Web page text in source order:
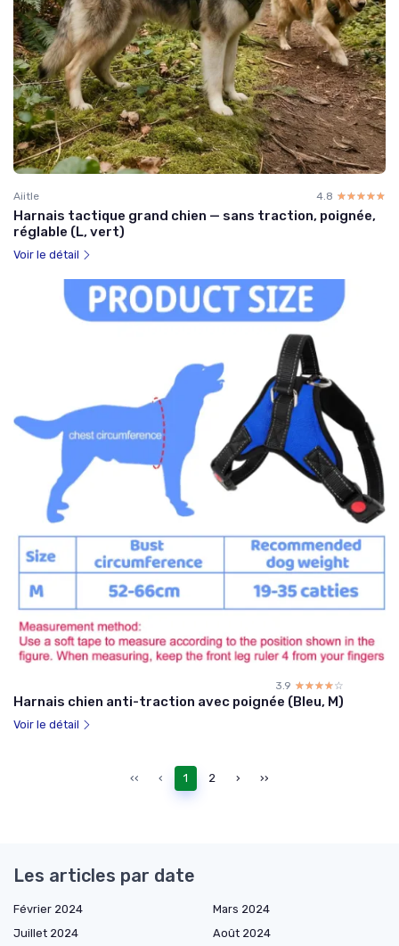
Aiitle 4.8 ☆☆☆☆☆
★★★★★
Harnais tactique grand chien — sans traction, poignée,
réglable (L, vert)
Voir le détail
3.9 ☆☆☆☆☆
★★★★★
Harnais chien anti-traction avec poignée (Bleu, M)
Voir le détail
‹‹ ‹ 1 2 › ››
Les articles par date
Février 2024
Mars 2024
Juillet 2024
Août 2024